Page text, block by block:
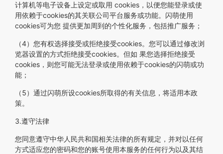
计算机等电子设备上设定或取用 cookies，以便您能登录或使
用依赖于cookies的其关联公司平台服务或功能。闪萌使用
cookies可为您 提供更加周到的个性化服务，包括推广服务；
（4）您有权选择接受或拒绝接受cookies。您可以通过修改浏
览器设置的方式拒绝接受cookies。但如 果您选择拒绝接受
cookies，则您可能无法登录或使用依赖于cookies的闪萌或功
能；
（5）通过闪萌所设cookies所取得的有关信息，将适用本政
策。
3.遵守法律
您同意遵守中华人民共和国相关法律的所有规定，并对以任何
方式适应您的密码和您的账号使用本服务的任何行为以及其结